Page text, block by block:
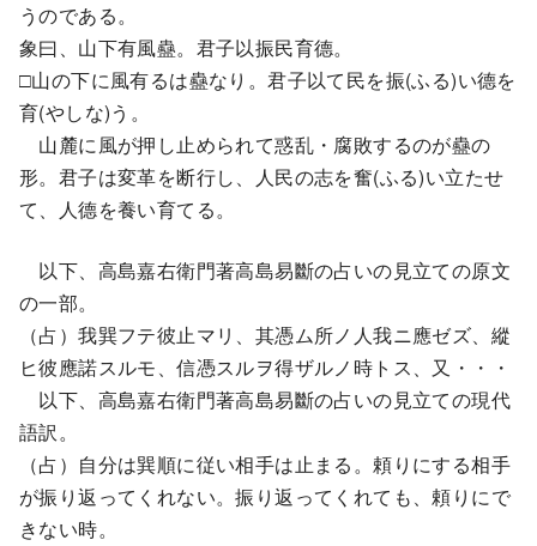
うのである。
象曰、山下有風蠱。君子以振民育德。
□山の下に風有るは蠱なり。君子以て民を振(ふる)い德を
育(やしな)う。
山麓に風が押し止められて惑乱・腐敗するのが蠱の
形。君子は変革を断行し、人民の志を奮(ふる)い立たせ
て、人德を養い育てる。
以下、高島嘉右衛門著高島易斷の占いの見立ての原文
の一部。
（占）我巽フテ彼止マリ、其憑ム所ノ人我ニ應ゼズ、縱
ヒ彼應諾スルモ、信憑スルヲ得ザルノ時トス、又・・・
以下、高島嘉右衛門著高島易斷の占いの見立ての現代
語訳。
（占）自分は巽順に従い相手は止まる。頼りにする相手
が振り返ってくれない。振り返ってくれても、頼りにで
きない時。